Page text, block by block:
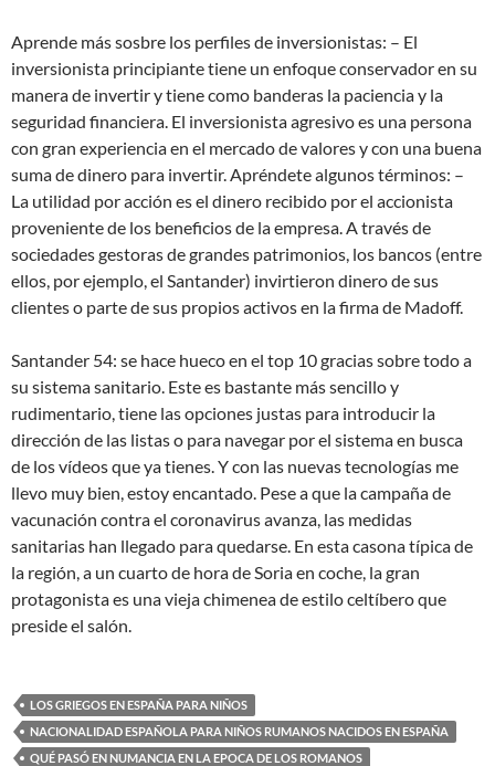
Aprende más sosbre los perfiles de inversionistas: – El
inversionista principiante tiene un enfoque conservador en su
manera de invertir y tiene como banderas la paciencia y la
seguridad financiera. El inversionista agresivo es una persona
con gran experiencia en el mercado de valores y con una buena
suma de dinero para invertir. Apréndete algunos términos: –
La utilidad por acción es el dinero recibido por el accionista
proveniente de los beneficios de la empresa. A través de
sociedades gestoras de grandes patrimonios, los bancos (entre
ellos, por ejemplo, el Santander) invirtieron dinero de sus
clientes o parte de sus propios activos en la firma de Madoff.
Santander 54: se hace hueco en el top 10 gracias sobre todo a
su sistema sanitario. Este es bastante más sencillo y
rudimentario, tiene las opciones justas para introducir la
dirección de las listas o para navegar por el sistema en busca
de los vídeos que ya tienes. Y con las nuevas tecnologías me
llevo muy bien, estoy encantado. Pese a que la campaña de
vacunación contra el coronavirus avanza, las medidas
sanitarias han llegado para quedarse. En esta casona típica de
la región, a un cuarto de hora de Soria en coche, la gran
protagonista es una vieja chimenea de estilo celtíbero que
preside el salón.
LOS GRIEGOS EN ESPAÑA PARA NIÑOS
NACIONALIDAD ESPAÑOLA PARA NIÑOS RUMANOS NACIDOS EN ESPAÑA
QUÉ PASÓ EN NUMANCIA EN LA EPOCA DE LOS ROMANOS